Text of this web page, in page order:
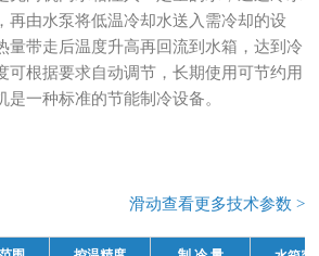
再由水泵将低温冷却水送入需冷却的设
量带走后温度升高再回流到水箱，达到冷
可根据要求自动调节，长期使用可节约用
是一种标准的节能制冷设备。
滑动查看更多技术参数 >